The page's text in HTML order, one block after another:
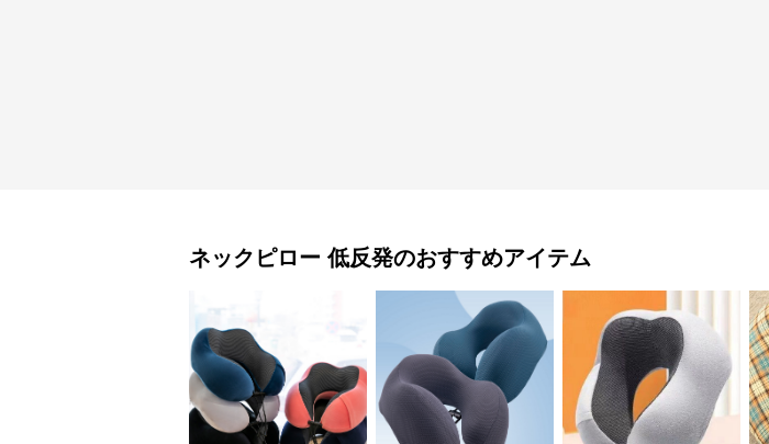
ネックピロー 低反発のおすすめアイテム